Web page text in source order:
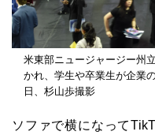
米東部ニュージャージー州
かれ、学生や卒業生が企業
日、杉山歩撮影
ソファで横になって